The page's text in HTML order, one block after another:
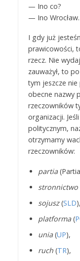
— Ino co?
— Ino
I gdy już
prawicowości,
rzecz. Nie
zauważył, to
tym jeszcze nie
obecne nazwy
rzeczowników
organizacji.
politycznym,
otrzymamy
rzeczowników:
partia
stronnictwo
sojusz(SLD),
platforma(
unia(UP),
ruch(TR),